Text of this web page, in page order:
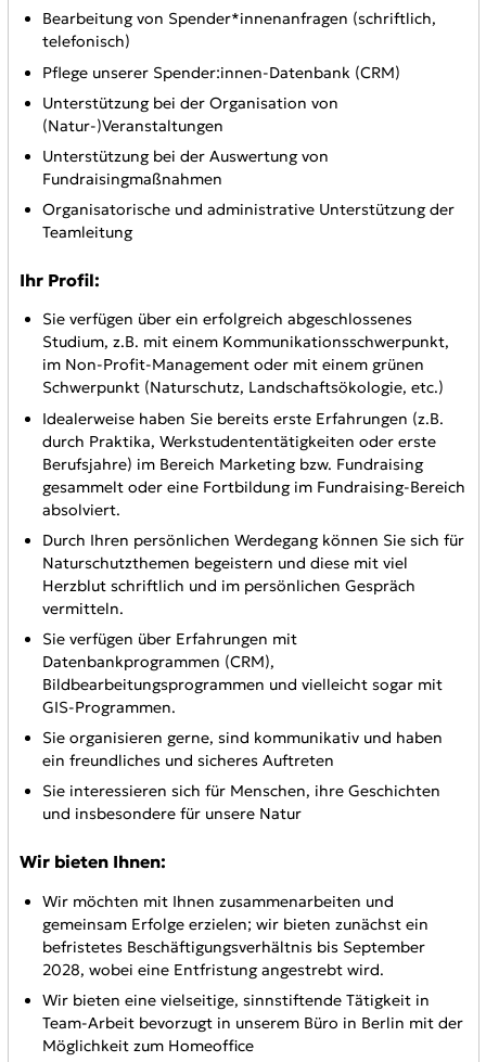
Bearbeitung von Spender*innenanfragen (schriftlich,
telefonisch)
Pflege unserer Spender:innen‑Datenbank (CRM)
Unterstützung bei der Organisation von
(Natur-)Veranstaltungen
Unterstützung bei der Auswertung von
Fundraisingmaßnahmen
Organisatorische und administrative Unterstützung der
Teamleitung
Ihr Profil:
Sie verfügen über ein erfolgreich abgeschlossenes
Studium, z.B. mit einem Kommunikationsschwerpunkt,
im Non-Profit-Management oder mit einem grünen
Schwerpunkt (Naturschutz, Landschaftsökologie, etc.)
Idealerweise haben Sie bereits erste Erfahrungen (z.B.
durch Praktika, Werkstudententätigkeiten oder erste
Berufsjahre) im Bereich Marketing bzw. Fundraising
gesammelt oder eine Fortbildung im Fundraising-Bereich
absolviert.
Durch Ihren persönlichen Werdegang können Sie sich für
Naturschutzthemen begeistern und diese mit viel
Herzblut schriftlich und im persönlichen Gespräch
vermitteln.
Sie verfügen über Erfahrungen mit
Datenbankprogrammen (CRM),
Bildbearbeitungsprogrammen und vielleicht sogar mit
GIS-Programmen.
Sie organisieren gerne, sind kommunikativ und haben
ein freundliches und sicheres Auftreten
Sie interessieren sich für Menschen, ihre Geschichten
und insbesondere für unsere Natur
Wir bieten Ihnen:
Wir möchten mit Ihnen zusammenarbeiten und
gemeinsam Erfolge erzielen; wir bieten zunächst ein
befristetes Beschäftigungsverhältnis bis September
2028, wobei eine Entfristung angestrebt wird.
Wir bieten eine vielseitige, sinnstiftende Tätigkeit in
Team-Arbeit bevorzugt in unserem Büro in Berlin mit der
Möglichkeit zum Homeoffice